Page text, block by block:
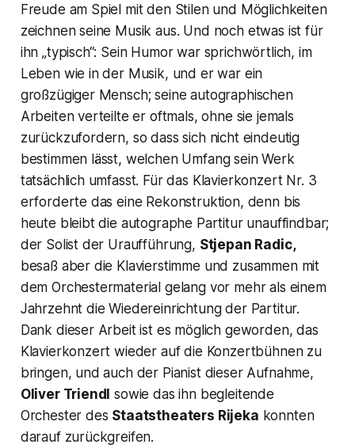
Freude am Spiel mit den Stilen und Möglichkeiten
zeichnen seine Musik aus. Und noch etwas ist für
ihn „typisch“: Sein Humor war sprichwörtlich, im
Leben wie in der Musik, und er war ein
großzügiger Mensch; seine autographischen
Arbeiten verteilte er oftmals, ohne sie jemals
zurückzufordern, so dass sich nicht eindeutig
bestimmen lässt, welchen Umfang sein Werk
tatsächlich umfasst. Für das Klavierkonzert Nr. 3
erforderte das eine Rekonstruktion, denn bis
heute bleibt die autographe Partitur unauffindbar;
der Solist der Uraufführung, Stjepan Radic,
besaß aber die Klavierstimme und zusammen mit
dem Orchestermaterial gelang vor mehr als einem
Jahrzehnt die Wiedereinrichtung der Partitur.
Dank dieser Arbeit ist es möglich geworden, das
Klavierkonzert wieder auf die Konzertbühnen zu
bringen, und auch der Pianist dieser Aufnahme,
Oliver Triendl sowie das ihn begleitende
Orchester des Staatstheaters Rijeka konnten
darauf zurückgreifen.